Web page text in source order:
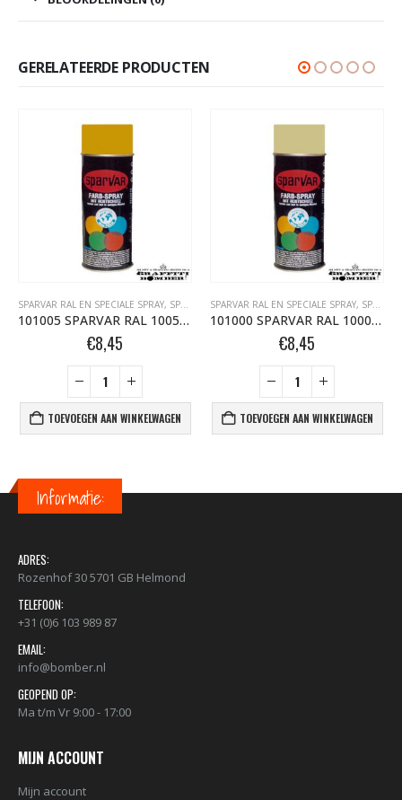
GERELATEERDE PRODUCTEN
, TAPE- EN AFDEKMATERIALEN
SPARVAR RAL EN SPECIALE SPRAY, SPARVAR RAL HOOGGLANS BOMBER.NL
101005 SPARVAR RAL 1005 HG Honinggeel 400 ml
€8,45
TOEVOEGEN AAN WINKELWAGEN
SPARVAR RAL EN SPECIALE SPRAY, SPARVAR RAL HOOGGLANS BOMBER.NL
101000 SPARVAR RAL 1000 HG Groenbeige 400 ml
€8,45
TOEVOEGEN AAN WINKELWAGEN
Informatie:
ADRES:
Rozenhof 30 5701 GB Helmond
TELEFOON:
+31 (0)6 103 989 87
EMAIL:
info@bomber.nl
GEOPEND OP:
Ma t/m Vr 9:00 - 17:00
MIJN ACCOUNT
Mijn account